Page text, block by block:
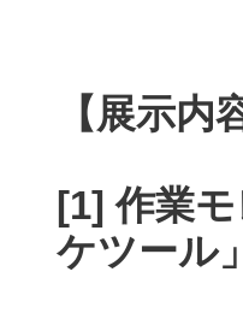
【展示内
[1] 作業
ケツール